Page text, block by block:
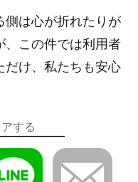
側は心が折れたりが
、この件では利用者
だけ、私たちも安心
する